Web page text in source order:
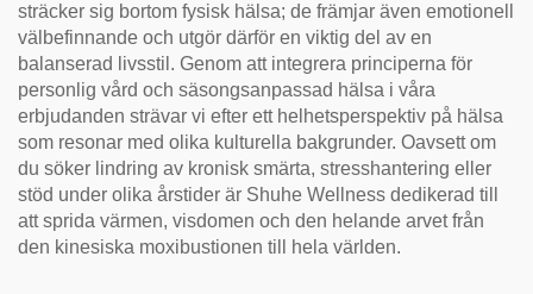
sträcker sig bortom fysisk hälsa; de främjar även emotionell
välbefinnande och utgör därför en viktig del av en
balanserad livsstil. Genom att integrera principerna för
personlig vård och säsongsanpassad hälsa i våra
erbjudanden strävar vi efter ett helhetsperspektiv på hälsa
som resonar med olika kulturella bakgrunder. Oavsett om
du söker lindring av kronisk smärta, stresshantering eller
stöd under olika årstider är Shuhe Wellness dedikerad till
att sprida värmen, visdomen och den helande arvet från
den kinesiska moxibustionen till hela världen.